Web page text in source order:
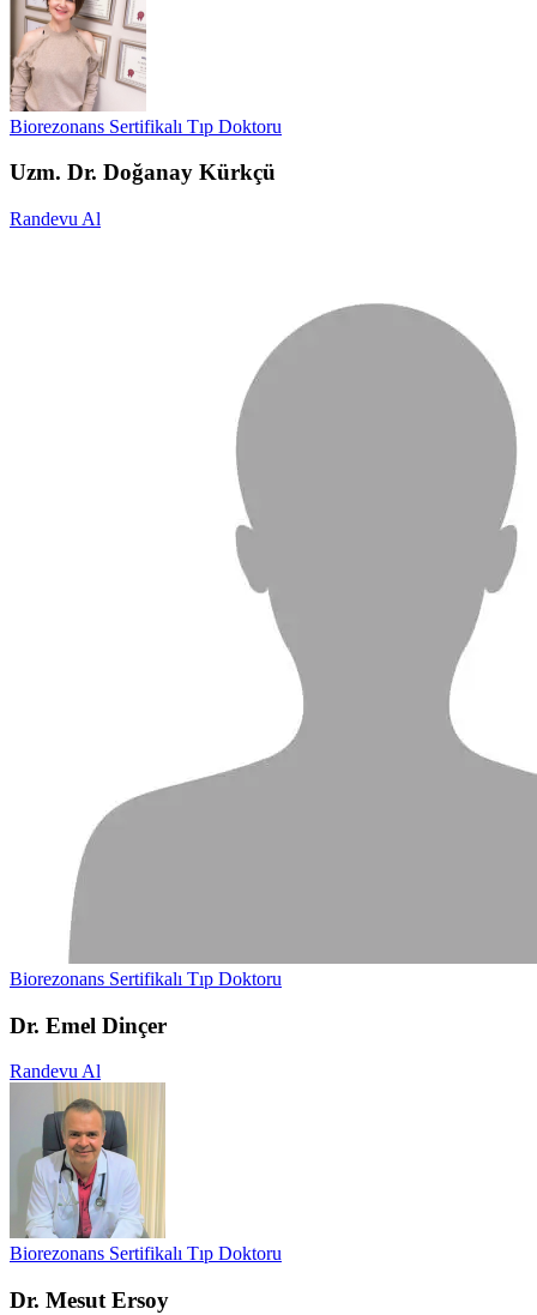
Biorezonans Sertifikalı Tıp Doktoru
Uzm. Dr. Doğanay Kürkçü
Randevu Al
Biorezonans Sertifikalı Tıp Doktoru
Dr. Emel Dinçer
Randevu Al
Biorezonans Sertifikalı Tıp Doktoru
Dr. Mesut Ersoy